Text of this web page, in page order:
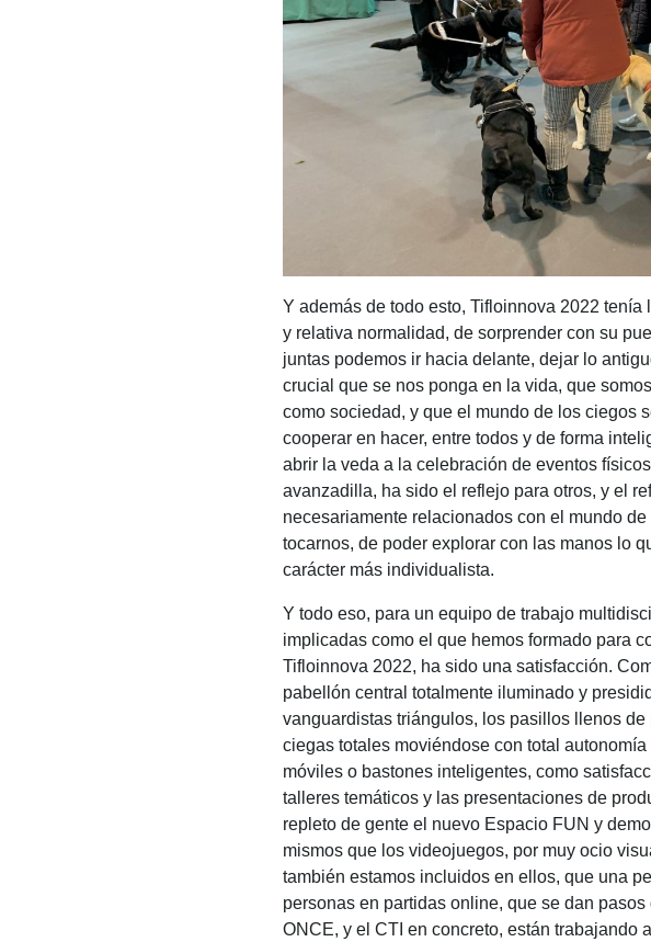
Y además de todo esto, Tifloinnova 2022
y relativa normalidad, de sorprender con su
juntas podemos ir hacia delante, dejar lo
crucial que se nos ponga en la vida, que
como sociedad, y que el mundo de los ciegos
cooperar en hacer, entre todos y de forma
abrir la veda a la celebración de eventos
avanzadilla, ha sido el reflejo para otros, y el
necesariamente relacionados con el mundo
tocarnos, de poder explorar con las manos lo
carácter más individualista.
Y todo eso, para un equipo de trabajo
implicadas como el que hemos formado para
Tifloinnova 2022, ha sido una satisfacción.
pabellón central totalmente iluminado y
vanguardistas triángulos, los pasillos llenos
ciegas totales moviéndose con total
móviles o bastones inteligentes, como
talleres temáticos y las presentaciones de
repleto de gente el nuevo Espacio FUN y
mismos que los videojuegos, por muy ocio
también estamos incluidos en ellos, que una
personas en partidas online, que se dan
ONCE, y el CTI en concreto, están trabajando